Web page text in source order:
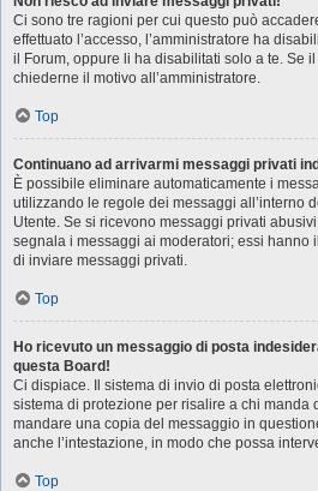
Ci sono tre ragioni per cui questo può
effettuato l’accesso, l’amministratore ha
il Forum, oppure li ha disabilitati solo a te. Se
chiederne il motivo all’amministratore.
Top
Continuano ad arrivarmi messaggi privati
È possibile eliminare automaticamente i
utilizzando le regole dei messaggi all’interno
Utente. Se si ricevono messaggi privati
segnala i messaggi ai moderatori; essi hanno
di inviare messaggi privati​​.
Top
Ho ricevuto un messaggio di posta
questa Board!
Ci dispiace. Il sistema di invio di posta
sistema di protezione per risalire a chi manda
mandare una copia del messaggio in
anche l’intestazione, in modo che possa
Top